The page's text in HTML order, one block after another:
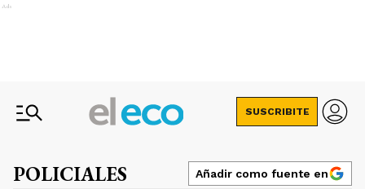
Ads
SUSCRIBITE
POLICIALES Añadir como fuente en